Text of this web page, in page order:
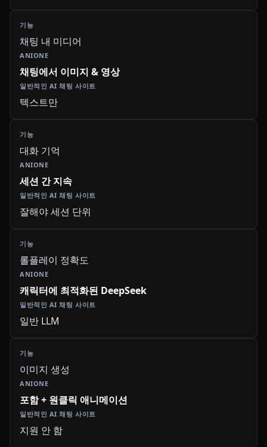
채팅 내 미디어
채팅에서 이미지 & 영상
텍스트만
대화 기억
세션 간 지속
잘해야 세션 단위
롤플레이 정확도
캐릭터에 최적화된 DeepSeek
일반 LLM
이미지 생성
포함 + 원클릭 애니메이션
지원 안 함